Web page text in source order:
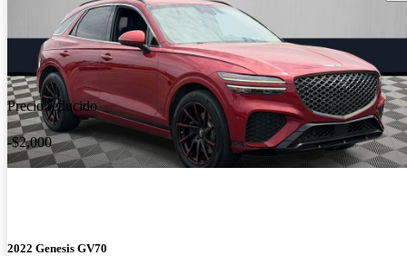
Precio reducido
-$2,000
2022 Genesis GV70